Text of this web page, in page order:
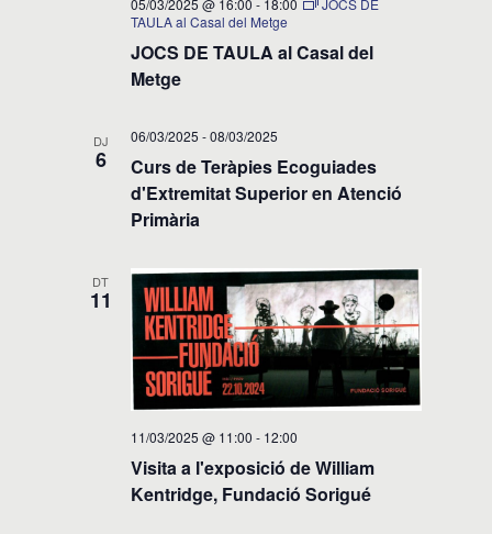
JOCS DE TAULA al Casal del
Metge
TAULA al Casal del Metge
DJ
6
Curs de Teràpies Ecoguiades
d'Extremitat Superior en Atenció
Primària
06/03/2025 -08/03/2025
DT
11
Visita a l'exposició de William
Kentridge, Fundació Sorigué
11/03/2025 @ 11:00 - 12:00